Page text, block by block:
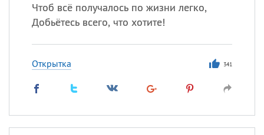
Чтоб всё получалось по жизни легко,
Добьётесь всего, что хотите!
Открытка 341